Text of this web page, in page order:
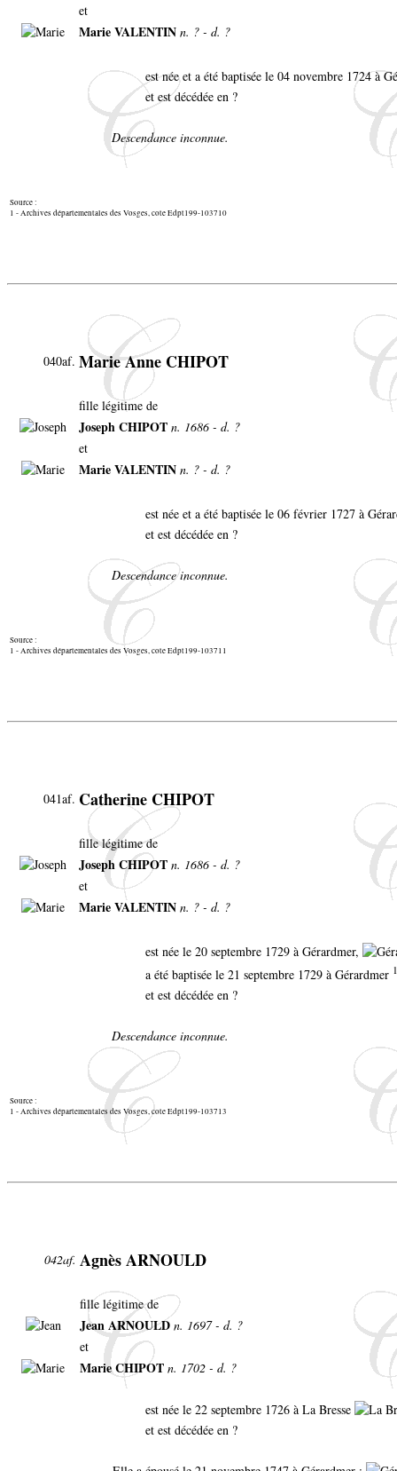
et
Marie VALENTIN n. ? - d. ?
est née et a été baptisée le 04 novembre 1724 à
et est décédée en ?
Descendance inconnue.
Source :
1 - Archives départementales des Vosges, cote Edpt199-103710
040af. Marie Anne CHIPOT
fille légitime de
Joseph CHIPOT n. 1686 - d. ?
et
Marie VALENTIN n. ? - d. ?
est née et a été baptisée le 06 février 1727 à
et est décédée en ?
Descendance inconnue.
Source :
1 - Archives départementales des Vosges, cote Edpt199-103711
041af. Catherine CHIPOT
fille légitime de
Joseph CHIPOT n. 1686 - d. ?
et
Marie VALENTIN n. ? - d. ?
est née le 20 septembre 1729 à Gérardmer,
a été baptisée le 21 septembre 1729 à Gérardmer 1
et est décédée en ?
Descendance inconnue.
Source :
1 - Archives départementales des Vosges, cote Edpt199-103713
042af. Agnès ARNOULD
fille légitime de
Jean ARNOULD n. 1697 - d. ?
et
Marie CHIPOT n. 1702 - d. ?
est née le 22 septembre 1726 à La Bresse
et est décédée en ?